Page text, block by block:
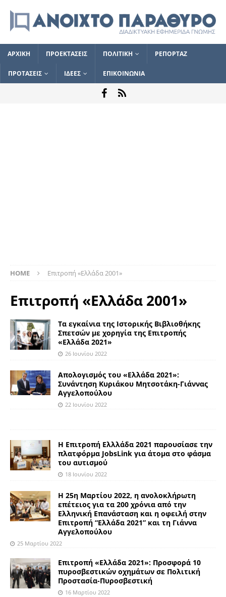
ΑΡΧΙΚΗ ΠΡΟΕΚΤΑΣΕΙΣ ΠΟΛΙΤΙΚΗ ΡΕΠΟΡΤΑΖ
ΠΡΟΤΑΣΕΙΣ ΙΔΕΕΣ ΕΠΙΚΟΙΝΩΝΙΑ
HOME Επιτροπή «Ελλάδα 2001»
Επιτροπή «Ελλάδα 2001»
Τα εγκαίνια της Ιστορικής Βιβλιοθήκης
Σπετσών με χορηγία της Επιτροπής
«Ελλάδα 2021»
26 Ιουνίου 2022
Απολογισμός του «Ελλάδα 2021»:
Συνάντηση Κυριάκου Μητσοτάκη-Γιάννας
Αγγελοπούλου
22 Ιουνίου 2022
H Επιτροπή Ελλλάδα 2021 παρουσίασε την
πλατφόρμα JobsLink για άτομα στο φάσμα
του αυτισμού
18 Ιουνίου 2022
Η 25η Μαρτίου 2022, η ανολοκλήρωτη
επέτειος για τα 200 χρόνια από την
Ελληνική Επανάσταση και η οφειλή στην
Επιτροπή “Ελλάδα 2021” και τη Γιάννα
Αγγελοπούλου
25 Μαρτίου 2022
Επιτροπή «Ελλάδα 2021»: Προσφορά 10
πυροσβεστικών οχημάτων σε Πολιτική
Προστασία-Πυροσβεστική
16 Μαρτίου 2022